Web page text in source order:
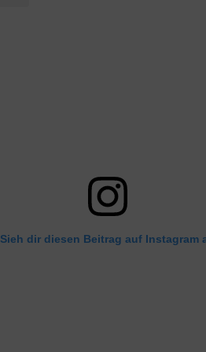
Sieh dir diesen Beitrag auf Instagram